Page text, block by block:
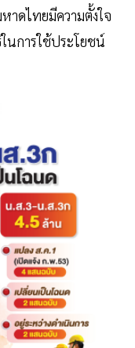
าดไทยมีความตั้งใจ
นการใช้ประโยชน์